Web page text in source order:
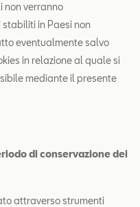
non verranno
in Paesi non
eventualmente salvo
in relazione al quale si
mediante il presente
di conservazione dei
attraverso strumenti